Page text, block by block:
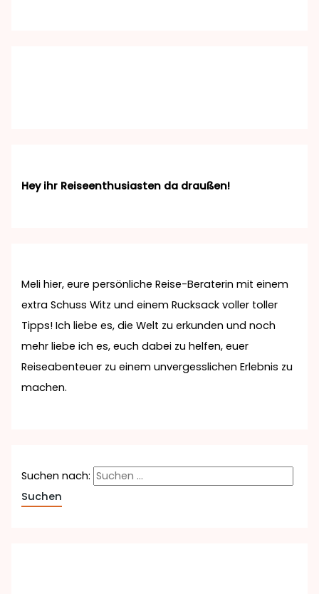
Hey ihr Reiseenthusiasten da draußen!
Meli hier, eure persönliche Reise-Beraterin mit einem
extra Schuss Witz und einem Rucksack voller toller
Tipps! Ich liebe es, die Welt zu erkunden und noch
mehr liebe ich es, euch dabei zu helfen, euer
Reiseabenteuer zu einem unvergesslichen Erlebnis zu
machen.
Suchen nach: